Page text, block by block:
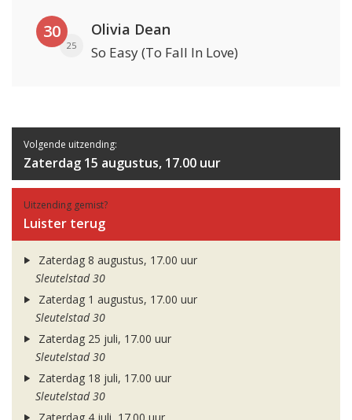
30
25
Olivia Dean
So Easy (To Fall In Love)
Volgende uitzending:
Zaterdag 15 augustus, 17.00 uur
Uitzending gemist?
Luister terug
Zaterdag 8 augustus, 17.00 uur
Sleutelstad 30
Zaterdag 1 augustus, 17.00 uur
Sleutelstad 30
Zaterdag 25 juli, 17.00 uur
Sleutelstad 30
Zaterdag 18 juli, 17.00 uur
Sleutelstad 30